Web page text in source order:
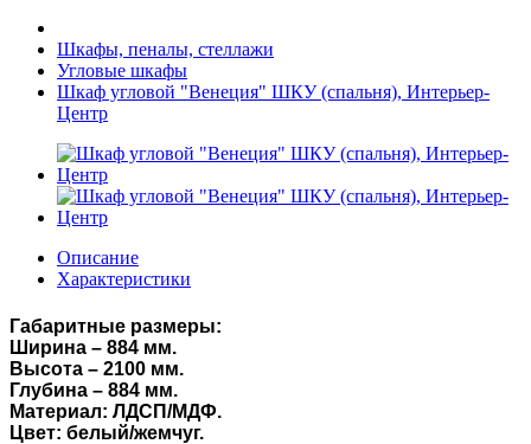
Шкафы, пеналы, стеллажи
Угловые шкафы
Шкаф угловой "Венеция" ШКУ (спальня), Интерьер-
Центр
Описание
Характеристики
Габаритные размеры:
Ширина – 884 мм.
Высота – 2100 мм.
Глубина – 884 мм.
Материал: ЛДСП/МДФ.
Цвет: белый/жемчуг.